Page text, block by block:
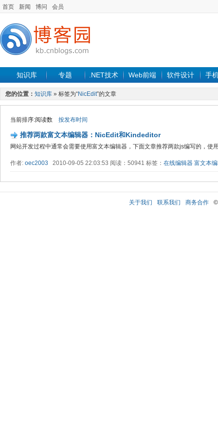
首页 新闻 博问 会员
知识库 专题 .NET技术 Web前端 软件设计 手
您的位置： 知识库 » 标签为“NicEdit”的文章
当前排序:阅读数 按发布时间
推荐两款富文本编辑器：NicEdit和Kindeditor
网站开发过程中通常会需要使用富文本编辑器，下面文章推荐两款js编写的，使
作者: oec2003 2010-09-05 22:03:53 阅读：50941 标签： 在线编辑器 富文本
关于我们 联系我们 商务合作